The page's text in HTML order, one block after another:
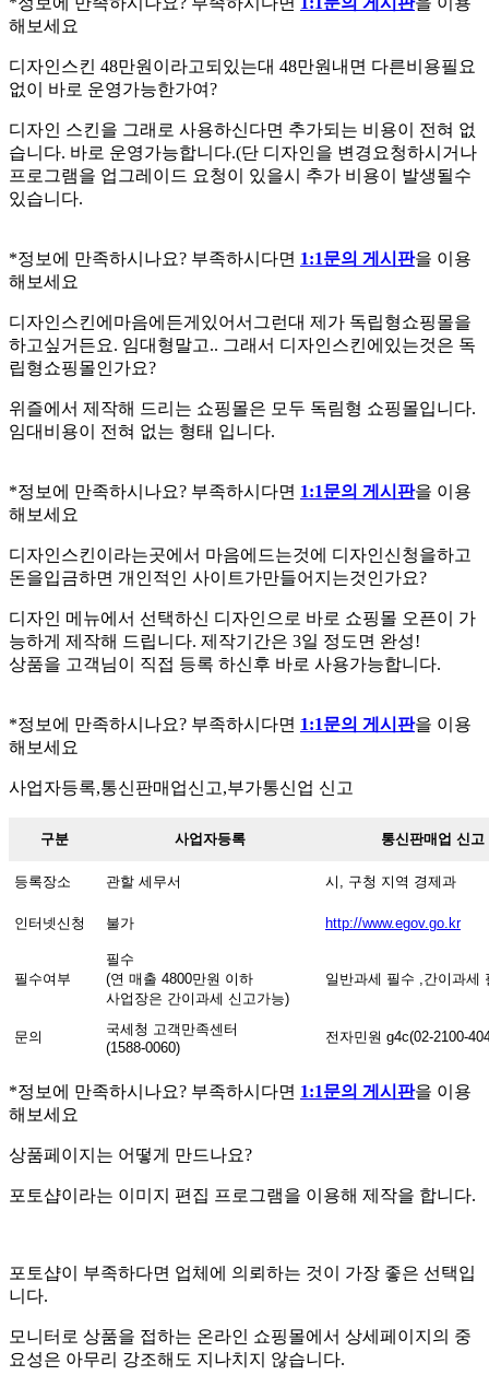
해보세요
디자인스킨 48만원이라고되있는대 48만원내면 다른비용필요
없이 바로 운영가능한가여?
디자인 스킨을 그래로 사용하신다면 추가되는 비용이 전혀 없
습니다. 바로 운영가능합니다.(단 디자인을 변경요청하시거나
프로그램을 업그레이드 요청이 있을시 추가 비용이 발생될수
있습니다.
*정보에 만족하시나요? 부족하시다면 1:1문의 게시판을 이용
해보세요
디자인스킨에마음에든게있어서그런대 제가 독립형쇼핑몰을
하고싶거든요. 임대형말고.. 그래서 디자인스킨에있는것은 독
립형쇼핑몰인가요?
위즐에서 제작해 드리는 쇼핑몰은 모두 독림형 쇼핑몰입니다.
임대비용이 전혀 없는 형태 입니다.
*정보에 만족하시나요? 부족하시다면 1:1문의 게시판을 이용
해보세요
디자인스킨이라는곳에서 마음에드는것에 디자인신청을하고
돈을입금하면 개인적인 사이트가만들어지는것인가요?
디자인 메뉴에서 선택하신 디자인으로 바로 쇼핑몰 오픈이 가
능하게 제작해 드립니다. 제작기간은 3일 정도면 완성!
상품을 고객님이 직접 등록 하신후 바로 사용가능합니다.
*정보에 만족하시나요? 부족하시다면 1:1문의 게시판을 이용
해보세요
사업자등록,통신판매업신고,부가통신업 신고
구분 사업자등록 통신판매업 신고
등록장소 관할 세무서 시, 구청 지역 경제과
인터넷신청 불가 http://www.egov.go.kr
필수여부
필수
(연 매출 4800만원 이하
사업장은 간이과세 신고가능)
일반과세 필수 ,간이과세
문의
국세청 고객만족센터
(1588-0060)
전자민원 g4c(02-2100-
*정보에 만족하시나요? 부족하시다면 1:1문의 게시판을 이용
해보세요
상품페이지는 어떻게 만드나요?
포토샵이라는 이미지 편집 프로그램을 이용해 제작을 합니다.
포토샵이 부족하다면 업체에 의뢰하는 것이 가장 좋은 선택입
니다.
모니터로 상품을 접하는 온라인 쇼핑몰에서 상세페이지의 중
요성은 아무리 강조해도 지나치지 않습니다.